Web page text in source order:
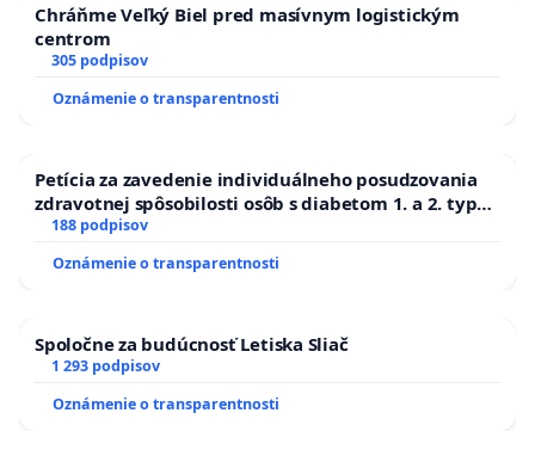
Chráňme Veľký Biel pred masívnym logistickým
centrom
305 podpisov
Oznámenie o transparentnosti
Petícia za zavedenie individuálneho posudzovania
zdravotnej spôsobilosti osôb s diabetom 1. a 2. typu
pri prijímaní do Policajného zboru SR
188 podpisov
Oznámenie o transparentnosti
Spoločne za budúcnosť Letiska Sliač
1 293 podpisov
Oznámenie o transparentnosti